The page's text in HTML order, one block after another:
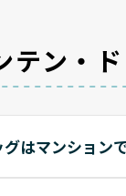
テン・
はマンション